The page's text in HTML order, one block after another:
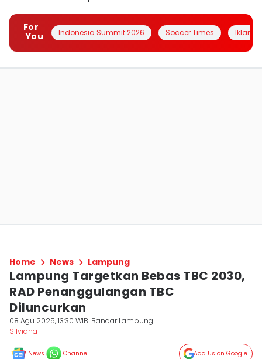
For
You
Indonesia Summit 2026 Soccer Times Iklanin
Home News Lampung
Lampung Targetkan Bebas TBC 2030,
RAD Penanggulangan TBC
Diluncurkan
08 Agu 2025, 13:30 WIB Bandar Lampung
Silviana
News Channel Add Us on Google